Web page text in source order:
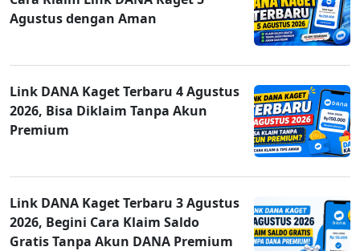
Agustus dengan Aman
Link DANA Kaget Terbaru 4 Agustus
2026, Bisa Diklaim Tanpa Akun
Premium
Link DANA Kaget Terbaru 3 Agustus
2026, Begini Cara Klaim Saldo
Gratis Tanpa Akun DANA Premium